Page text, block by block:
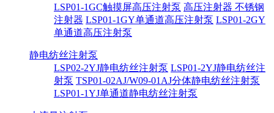
LSP01-1GC触摸屏高压注射泵 高压注射器 不锈钢
注射器 LSP01-1GY单通道高压注射泵 LSP01-2GY
单通道高压注射泵
静电纺丝注射泵
LSP02-2YJ静电纺丝注射泵 LSP01-2YJ静电纺丝注
射泵 TSP01-02AJ/W09-01AJ分体静电纺丝注射泵
LSP01-1YJ单通道静电纺丝注射泵